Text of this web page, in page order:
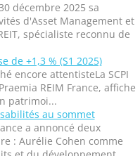
décembre 2025 sa
d'Asset Management et
spécialiste reconnu de
de +1,3 % (S1 2025)
encore attentisteLa SCPI
REIM France, affiche
patrimoi...
au sommet
a annoncé deux
: Aurélie Cohen comme